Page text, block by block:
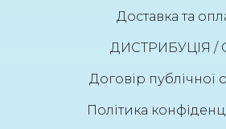
Доставка та
ДИСТРИБУЦІЯ /
Договір публічної
Політика